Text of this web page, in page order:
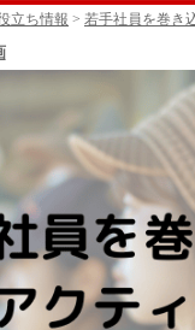
立ち情報 > 若手社員を巻き